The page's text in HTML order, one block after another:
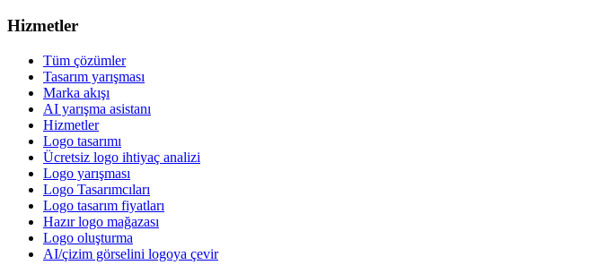
Hizmetler
Tüm çözümler
Tasarım yarışması
Marka akışı
AI yarışma asistanı
Hizmetler
Logo tasarımı
Ücretsiz logo ihtiyaç analizi
Logo yarışması
Logo Tasarımcıları
Logo tasarım fiyatları
Hazır logo mağazası
Logo oluşturma
AI/çizim görselini logoya çevir